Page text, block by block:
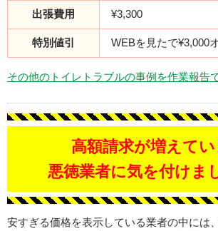
出張費用 ¥3,300
特別値引 WEBを見たで¥3,000
その他のトイレトラブルの事例を作業報告
高額請求が増えて
悪徳業者に気を付けま
安すぎる価格を表示している業者の中には、